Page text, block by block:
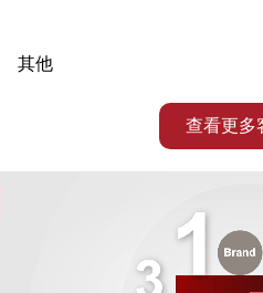
其他
查看更多